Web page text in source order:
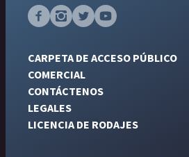
CARPETA DE ACCESO PÚBLICO
COMERCIAL
CONTÁCTENOS
LEGALES
LICENCIA DE RODAJES